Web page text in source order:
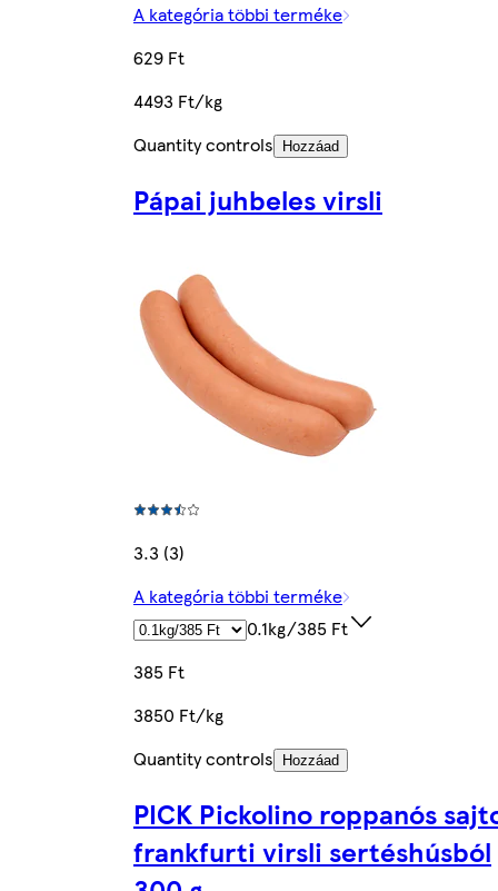
A kategória többi terméke
629 Ft
4493 Ft/kg
Quantity controls
Hozzáad
Pápai juhbeles virsli
3.3 (3)
A kategória többi terméke
0.1kg/385 Ft
385 Ft
3850 Ft/kg
Quantity controls
Hozzáad
PICK Pickolino roppanós
frankfurti virsli sertéshúsból